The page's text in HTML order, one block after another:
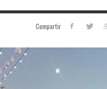
Compartir